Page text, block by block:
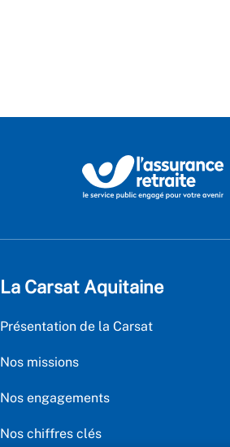
La Carsat Aquitaine
Présentation de la Carsat
Nos missions
Nos engagements
Nos chiffres clés